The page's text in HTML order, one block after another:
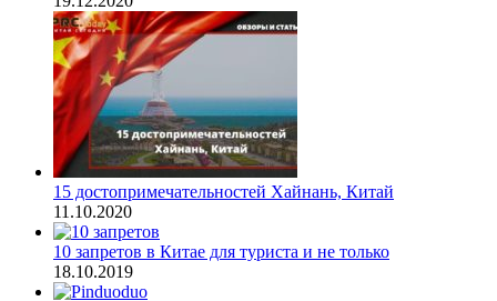
15 достопримечательностей Хайнань, Китай
11.10.2020
10 запретов в Китае для туриста и не только
18.10.2019